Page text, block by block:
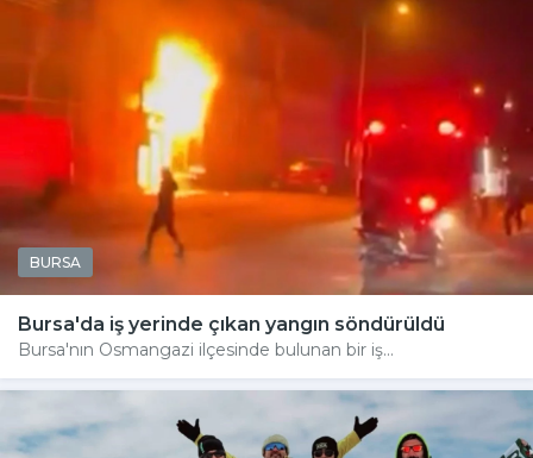
BURSA
Bursa'da iş yerinde çıkan yangın söndürüldü
Bursa'nın Osmangazi ilçesinde bulunan bir iş...